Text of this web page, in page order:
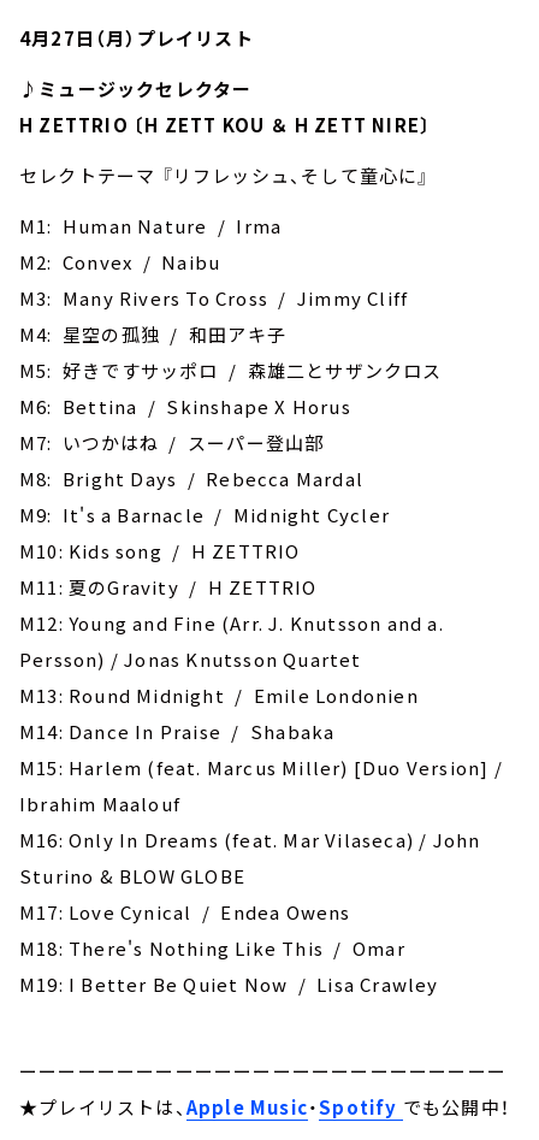
4月27日（月）プレイリスト
♪ミュージックセレクター
H ZETTRIO 〔H ZETT KOU ＆ H ZETT NIRE〕
セレクトテーマ 『リフレッシュ、そして童心に』
M1: Human Nature / Irma
M2: ‎Convex / Naibu
M3: Many Rivers To Cross / Jimmy Cliff
M4: 星空の孤独 / 和田アキ子
M5: 好きですサッポロ / 森雄二とサザンクロス
M6: Bettina / Skinshape X Horus
M7: ‎いつかはね / スーパー登山部
M8: Bright Days / Rebecca Mardal
M9: It's a Barnacle / Midnight Cycler
M10: Kids song / H ZETTRIO
M11: 夏のGravity / H ZETTRIO
M12: Young and Fine (Arr. J. Knutsson and a.
Persson) / Jonas Knutsson Quartet
M13: Round Midnight / Emile Londonien
M14: Dance In Praise / Shabaka
M15: Harlem (feat. Marcus Miller) [Duo Version] /
Ibrahim Maalouf
M16: ‎Only In Dreams (feat. Mar Vilaseca) / John
Sturino & BLOW GLOBE
M17: Love Cynical / Endea Owens
M18: There's Nothing Like This / Omar
M19: ‎I Better Be Quiet Now / Lisa Crawley
ーーーーーーーーーーーーーーーーーーーーーーーーー
★プレイリストは、Apple Music・Spotify でも公開中！